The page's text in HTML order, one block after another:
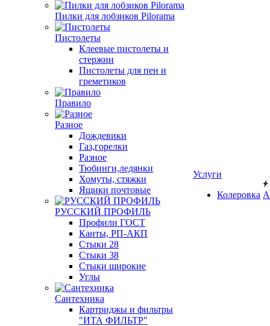
Пилки для лобзиков Pilorama
Пистолеты
Клеевые пистолеты и
стержни
Пистолеты для пен и
греметиков
Правило
Разное
Дождевики
Газ,горелки
Разное
Тюбинги,ледянки
Хомуты, стяжки
Ящики почтовые
РУССКИЙ ПРОФИЛЬ
Профили ГОСТ
Канты, РП-АКП
Стыки 28
Стыки 38
Стыки широкие
Углы
Сантехника
Картриджы и фильтры
"ИТА ФИЛЬТР"
Услуги
Колеровка